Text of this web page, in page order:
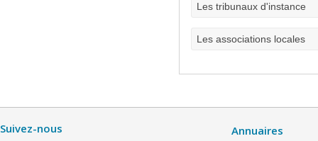
Les tribunaux d'instance
Les associations locales
Suivez-nous Annuaires